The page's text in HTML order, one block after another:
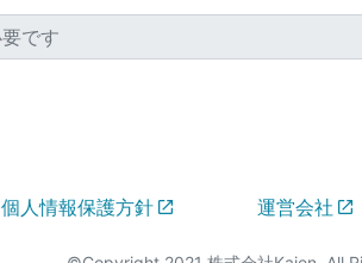
個人情報保護方針 運営会社